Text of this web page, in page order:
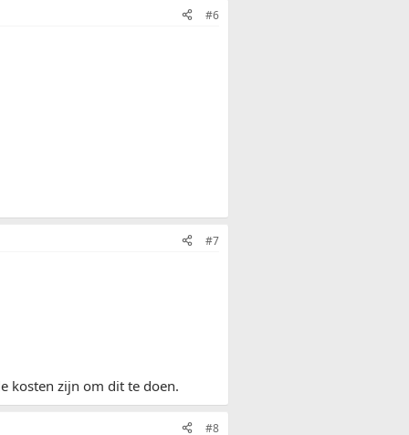
#6
#7
kosten zijn om dit te doen.
#8